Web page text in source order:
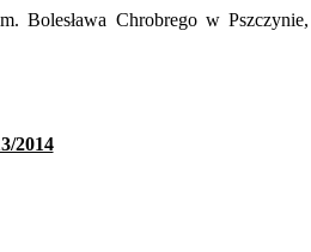
Chrobrego w
2014